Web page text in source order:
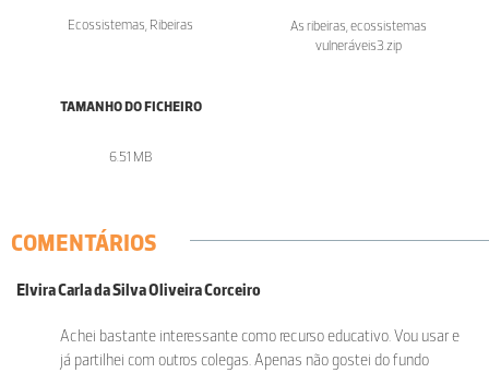
Ecossistemas, Ribeiras
As ribeiras, ecossistemas
vulneráveis3.zip
TAMANHO DO FICHEIRO
6.51 MB
COMENTÁRIOS
Elvira Carla da Silva Oliveira Corceiro
Achei bastante interessante como recurso educativo. Vou usar e
já partilhei com outros colegas. Apenas não gostei do fundo